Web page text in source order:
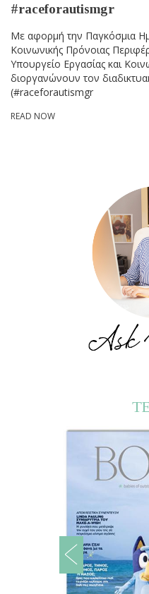
#raceforautismgr
Με αφορμή την Παγκόσμια
Κοινωνικής Πρόνοιας
Υπουργείο Εργασίας και
διοργανώνουν τον
(#raceforautismgr
READ NOW